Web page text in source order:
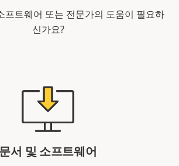
프트웨어 또는 전문가의 도움이 필요하
신가요?
문서 및 소프트웨어